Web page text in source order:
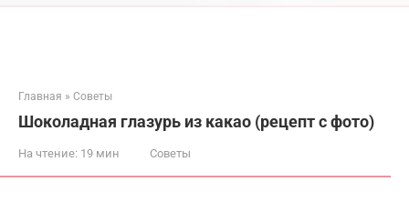
Главная » Советы
Шоколадная глазурь из какао (рецепт с фото)
На чтение: 19 мин Советы